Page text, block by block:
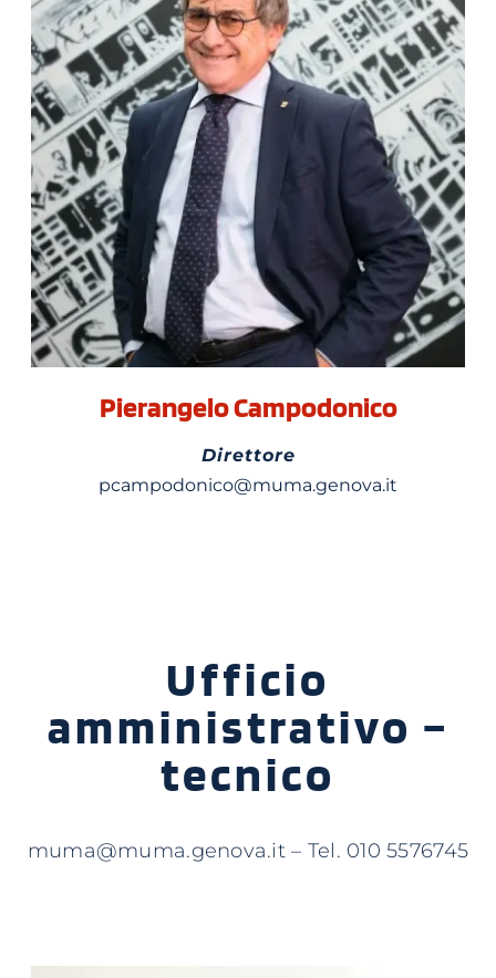
Pierangelo Campodonico
Direttore
pcampodonico@muma.genova.it
Ufficio
amministrativo –
tecnico
muma@muma.genova.it – Tel. 010 5576745